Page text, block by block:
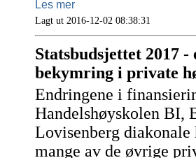
Les mer
Lagt ut 2016-12-02 08:38:31
Statsbudsjettet 2017
bekymring i private
Endringene i
Handelshøyskolen BI,
Lovisenberg
mange av de øvrige